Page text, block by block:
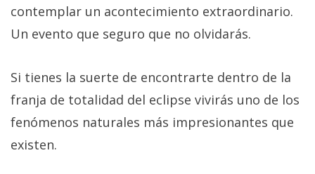
contemplar un acontecimiento extraordinario.
Un evento que seguro que no olvidarás.
Si tienes la suerte de encontrarte dentro de la
franja de totalidad del eclipse vivirás uno de los
fenómenos naturales más impresionantes que
existen.